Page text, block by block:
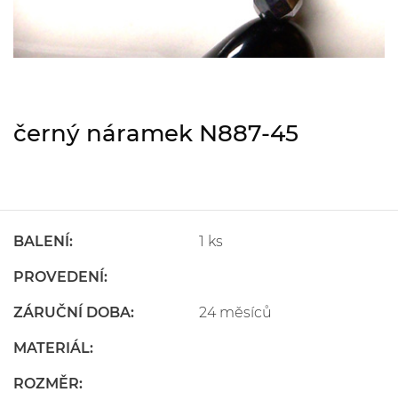
černý náramek N887-45
BALENÍ: 1 ks
PROVEDENÍ:
ZÁRUČNÍ DOBA: 24 měsíců
MATERIÁL:
ROZMĚR: